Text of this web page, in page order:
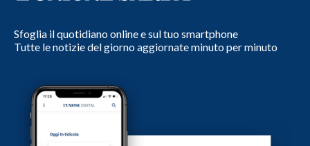
Sfoglia il quotidiano online e sul tuo smartphone
Tutte le notizie del giorno aggiornate minuto per minuto